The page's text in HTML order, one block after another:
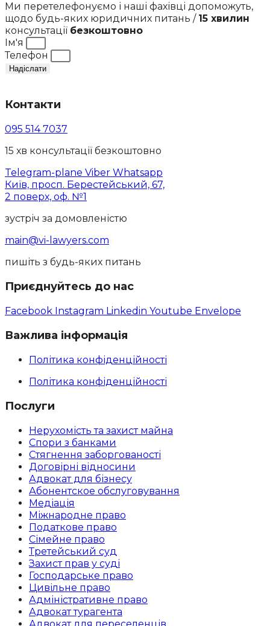
Ми перетелефонуємо і наші фахівці допоможуть,
щодо будь-яких юридичних питань / 15 хвилин
консультації безкоштовно
Ім'я
Телефон
Надіслати
Контакти
095 514 7037
15 хв консультації безкоштовно
Telegram-plane Viber Whatsapp
Київ, просп. Берестейський, 67,
2 поверх, оф. №1
зустріч за домовленістю
main@vi-lawyers.com
пишіть з будь-яких питань
Приєднуйтесь до нас
Facebook Instagram Linkedin Youtube Envelope
Важлива інформація
Політика конфіденційності
Політика конфіденційності
Послуги
Нерухомість та захист майна
Спори з банками
Стягнення заборгованості
Договірні відносини
Адвокат для бізнесу
Абoнентское обслуговування
Медіація
Міжнародне право
Податкове право
Сімейне право
Третейський суд
Захист прав у суді
Господарське право
Цивільне право
Адміністративне право
Адвокат турагента